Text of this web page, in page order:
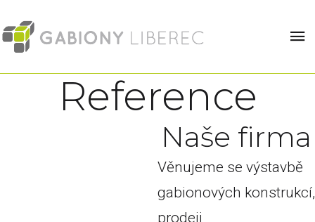
Reference
Naše firma
Věnujeme se výstavbě
gabionových konstrukcí,
prodeji